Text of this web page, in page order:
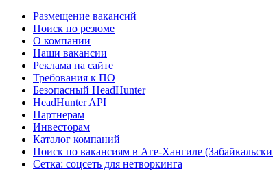
Размещение вакансий
Поиск по резюме
О компании
Наши вакансии
Реклама на сайте
Требования к ПО
Безопасный HeadHunter
HeadHunter API
Партнерам
Инвесторам
Каталог компаний
Поиск по вакансиям в Аге-Хангиле
Сетка: соцсеть для нетворкинга